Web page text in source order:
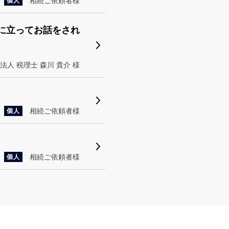
立ってお話をされ
人 税理士 森川 貴介 様
個人 相続ご依頼者様
個人 相続ご依頼者様